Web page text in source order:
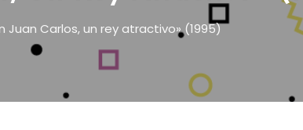
Juan Carlos, un rey atractivo» (1995)